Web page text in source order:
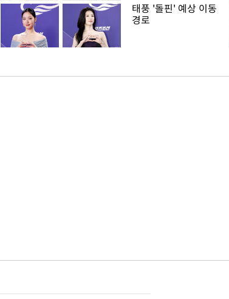
태풍 '돌핀' 예상 이동
경로